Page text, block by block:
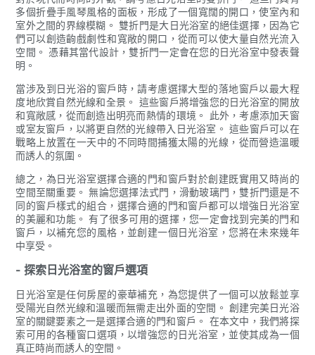
多個折疊手風琴風格的面板，形成了一個寬闊的開口，使室內和
室外之間的界線模糊。 雙折門是大日光浴室的絕佳選擇，因為它
們可以創造齣戲劇性和寬敞的開口，從而可以使大量自然光流入
空間。 憑藉其當代設計，雙折門一定會在您的日光浴室中發表聲
明。
當涉及到日光浴的窗戶時，請考慮選擇大型的落地窗戶以最大程
度地欣賞自然光線和全景。 這些窗戶將增強您的日光浴室的開放
和寬敞感，從而創造出明亮而熱情的環境。 此外，考慮添加天窗
或室友窗戶，以將更自然的光線帶入日光浴室。 這些窗戶可以在
戰略上放置在一天中的不同時間捕獲太陽的光線，從而營造溫暖
而誘人的氛圍。
總之，為日光浴室選擇合適的門和窗戶對於創建既實用又時尚的
空間至關重要。 無論您選擇法式門，滑動玻璃門，雙折門還是不
同的窗戶樣式的組合，選擇合適的門和窗戶都可以增強日光浴室
的美麗和功能。 有了很多可用的選擇，您一定會找到完美的門和
窗戶，以補充您的風格，並創建一個日光浴室，您將在未來幾年
中享受。
- 探索日光浴室的窗戶選項
日光浴室是任何房屋的豪華補充，為您提供了一個可以放鬆並享
受陽光自然光線和溫暖而無需走出外面的空間。 創建完美日光浴
室的關鍵要素之一是選擇合適的門和窗戶。 在本文中，我們將探
索可用的各種窗口選項，以增強您的日光浴室，並使其成為一個
真正時尚而誘人的空間。